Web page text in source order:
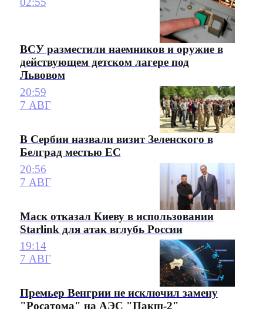
ВСУ разместили наемников и оружие в
действующем детском лагере под
Львовом
20:59
7 АВГ
В Сербии назвали визит Зеленского в
Белград местью ЕС
20:56
7 АВГ
Маск отказал Киеву в использовании
Starlink для атак вглубь России
19:14
7 АВГ
Премьер Венгрии не исключил замену
"Росатома" на АЭС "Пакш-2"